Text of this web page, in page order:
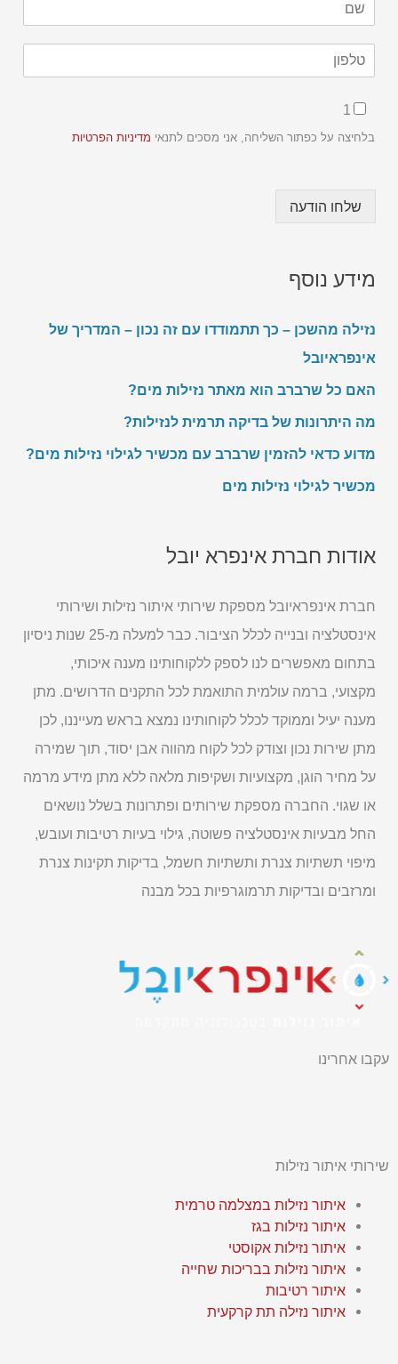
C
e
b
ט
ו
ם
*
C
e
b
x
*
1
בלחיצה על כפתור השליחה, אני מסכים לתנאי מדיניות הפרטיות
שלחו הודעה
מידע נוסף
נזילה מהשכן – כך תתמודדו עם זה נכון – המדריך של
אינפראיובל
האם כל שרברב הוא מאתר נזילות מים?
מה היתרונות של בדיקה תרמית לנזילות?
מדוע כדאי להזמין שרברב עם מכשיר לגילוי נזילות מים?
מכשיר לגילוי נזילות מים
אודות חברת אינפרא יובל
חברת אינפראיובל מספקת שירותי איתור נזילות ושירותי
אינסטלציה ובנייה לכלל הציבור. כבר למעלה מ-25 שנות ניסיון
בתחום מאפשרים לנו לספק ללקוחותינו מענה איכותי,
מקצועי, ברמה עולמית התואמת לכל התקנים הדרושים. מתן
מענה יעיל וממוקד לכלל לקוחותינו נמצא בראש מעייננו, לכן
מתן שירות נכון וצודק לכל לקוח מהווה אבן יסוד, תוך שמירה
על מחיר הוגן, מקצועיות ושקיפות מלאה ללא מתן מידע מרמה
או שגוי. החברה מספקת שירותים ופתרונות בשלל נושאים
החל מבעיות אינסטלציה פשוטה, גילוי בעיות רטיבות ועובש,
מיפוי תשתיות צנרת ותשתיות חשמל, בדיקות תקינות צנרת
ומרזבים ובדיקות תרמוגרפיות בכל מבנה
שירותי איתור נזילות
איתור נזילות במצלמה טרמית
איתור נזילות בגז
איתור נזילות אקוסטי
איתור נזילות בבריכות שחייה
איתור רטיבות
איתור נזילה תת קרקעית
עקבו אחרינו
a
c
e
b
o
h
o
n
e
u
t
u
b